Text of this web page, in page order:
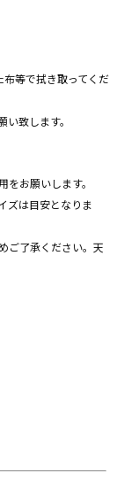
等で拭き取ってくだ
致します。
お願いします。
ズは目安となりま
ご了承ください。天